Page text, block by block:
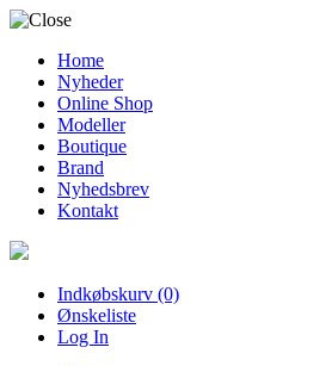
Home
Nyheder
Online Shop
Modeller
Boutique
Brand
Nyhedsbrev
Kontakt
Indkøbskurv (0)
Ønskeliste
Log In